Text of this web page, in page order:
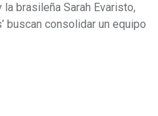
la brasileña Sarah Evaristo,
buscan consolidar un equipo